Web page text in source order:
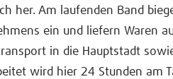
her. Am laufenden Band
ein und liefern Waren
in die Hauptstadt
wird hier 24 Stunden am